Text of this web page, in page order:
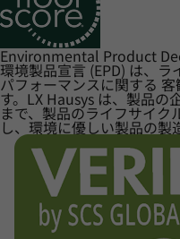
Environmental Product
環境製品宣言 (EPD) は、
パフォーマンスに関する
す。LX Hausys は、製品の
まで、製品のライフサイ
し、環境に優しい製品の製